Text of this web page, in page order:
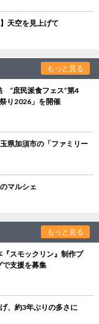
天空を見上げて
もっと見る
“庶民派食フェス”第4
り2026」を開催
県加須市の「ファミリー
マルシェ
もっと見る
スモックリン』制作プ
支援を募集
、約3年ぶりの多さに